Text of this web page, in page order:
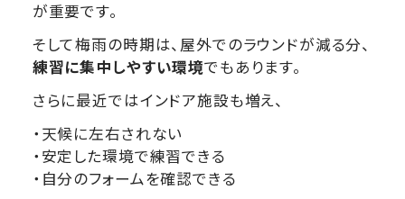
が重要です。
そして梅雨の時期は、屋外でのラウンドが減る分、
練習に集中しやすい環境でもあります。
さらに最近ではインドア施設も増え、
・天候に左右されない
・安定した環境で練習できる
・自分のフォームを確認できる